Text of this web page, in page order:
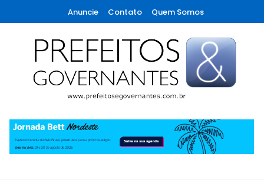
To
Content
Anuncie Contato Quem Somos
Prefeitos & Governantes